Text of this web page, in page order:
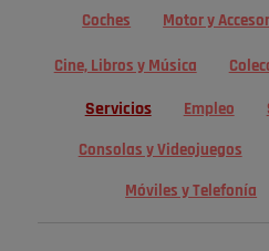
Coches Motor y
Cine, Libros y Música
Servicios Empleo
Consolas y Videojuegos
Móviles y Telefonía